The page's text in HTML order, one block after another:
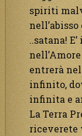
spiriti
..satana!
entrerà
infinito,
infinita e
La Terra
riceverete